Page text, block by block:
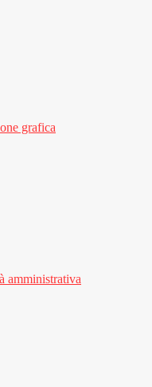
grafica
amministrativa